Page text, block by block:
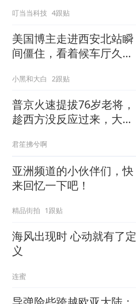
叮当当科技 4跟贴
美国博主走进西安北站瞬
间僵住，看着候车厅久久
小黑和大白 2跟贴
普京火速提拔76岁老将，
趁西方没反应过来，大鹅
君笙拂兮啊
亚洲频道的小伙伴们，快
来回忆一下吧！
精品街拍 1跟贴
海风出现时 心动就有了定
义
连蜜